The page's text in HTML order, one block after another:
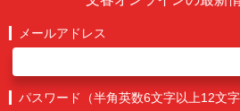
メールアドレス
パスワード（半角英数6文字以上12文字